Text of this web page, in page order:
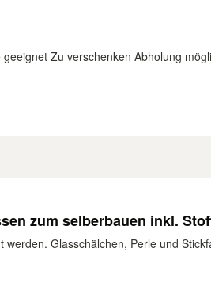
Zu verschenken Abholung
zum selberbauen inkl.
Glasschälchen, Perle und